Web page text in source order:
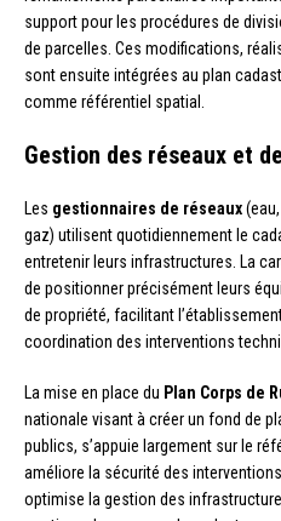
support pour les procédures de
de parcelles. Ces modifications,
sont ensuite intégrées au plan
comme référentiel spatial.
Gestion des réseaux et
Les gestionnaires de réseaux
gaz) utilisent quotidiennement le
entretenir leurs infrastructures. La
de positionner précisément leurs
de propriété, facilitant
coordination des interventions
La mise en place du Plan Corps de
nationale visant à créer un fond de
publics, s’appuie largement sur le
améliore la sécurité des
optimise la gestion des